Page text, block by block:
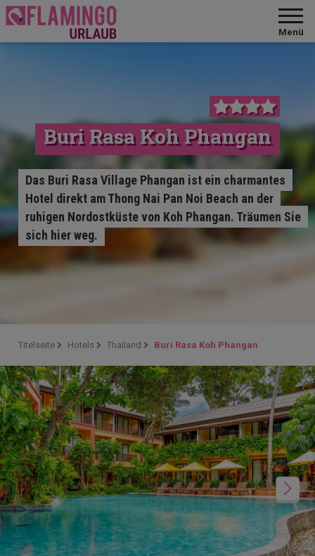
Menü
Buri Rasa Koh Phangan
Das Buri Rasa Village Phangan ist ein charmantes
Hotel direkt am Thong Nai Pan Noi Beach an der
ruhigen Nordostküste von Koh Phangan. Träumen Sie
sich hier weg.
Titelseite Hotels Thailand Buri Rasa Koh Phangan